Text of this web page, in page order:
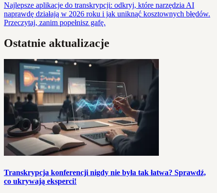
Najlepsze aplikacje do transkrypcji: odkryj, które narzędzia AI
naprawdę działają w 2026 roku i jak uniknąć kosztownych błędów.
Przeczytaj, zanim popełnisz gafę.
Ostatnie aktualizacje
Transkrypcja konferencji nigdy nie była tak łatwa? Sprawdź,
co ukrywają eksperci!